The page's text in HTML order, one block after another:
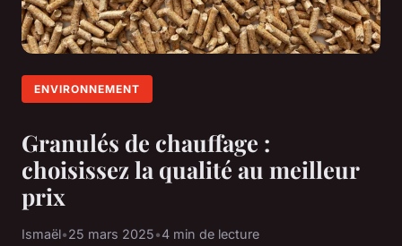
ENVIRONNEMENT
Granulés de chauffage :
choisissez la qualité au meilleur
prix
Ismaël•25 mars 2025•4 min de lecture